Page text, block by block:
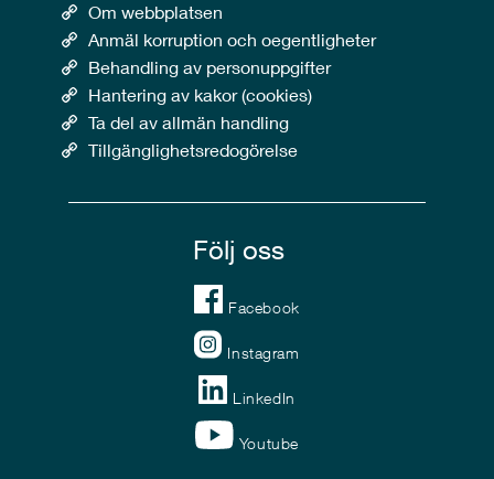
Om webbplatsen
Anmäl korruption och oegentligheter
Behandling av personuppgifter
Hantering av kakor (cookies)
Ta del av allmän handling
Tillgänglighetsredogörelse
Följ oss
Facebook
Instagram
LinkedIn
Youtube